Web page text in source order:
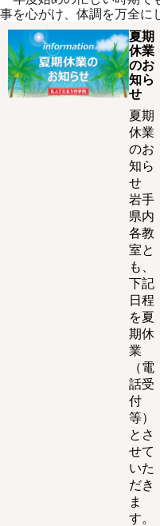
事を心がけ、体調を万全に
夏期
休業
のお
知ら
せ
夏期
休業
のお
知ら
せ
岩手
県内
各教
室と
も、
下記
日程
を夏
期休
業
（電
話受
付
等）
とさ
せて
いた
だき
ま
す。